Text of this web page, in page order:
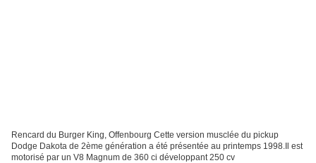
Rencard du Burger King, Offenbourg Cette version musclée du pickup
Dodge Dakota de 2ème génération a été présentée au printemps 1998.Il est
motorisé par un V8 Magnum de 360 ci développant 250 cv